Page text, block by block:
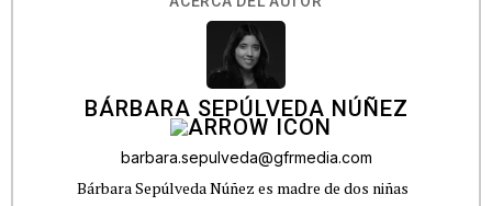
BÁRBARA SEPÚLVEDA NÚÑEZ
barbara.sepulveda@gfrmedia.com
Bárbara Sepúlveda Núñez es madre de dos niñas